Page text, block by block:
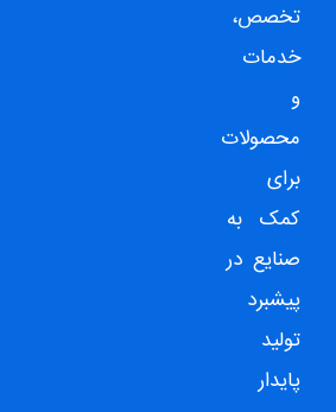
تخصص،
خدمات
و
محصولات
برای
کمک به
صنایع در
پیشبرد
تولید
پایدار